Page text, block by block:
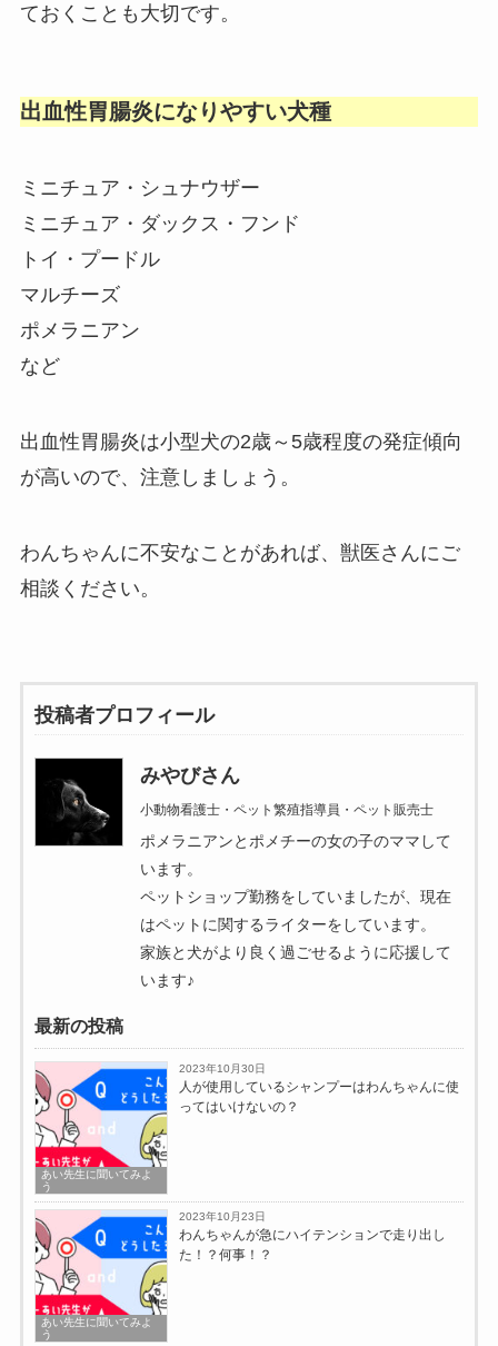
ておくことも大切です。
出血性胃腸炎になりやすい犬種
ミニチュア・シュナウザー
ミニチュア・ダックス・フンド
トイ・プードル
マルチーズ
ポメラニアン
など
出血性胃腸炎は小型犬の2歳～5歳程度の発症傾向
が高いので、注意しましょう。
わんちゃんに不安なことがあれば、獣医さんにご
相談ください。
投稿者プロフィール
みやびさん
小動物看護士・ペット繁殖指導員・ペット販売士
ポメラニアンとポメチーの女の子のママして
います。
ペットショップ勤務をしていましたが、現在
はペットに関するライターをしています。
家族と犬がより良く過ごせるように応援して
います♪
最新の投稿
あい先生に聞いてみよ
う
2023年10月30日
人が使用しているシャンプーはわんちゃんに使
ってはいけないの？
あい先生に聞いてみよ
う
2023年10月23日
わんちゃんが急にハイテンションで走り出し
た！？何事！？